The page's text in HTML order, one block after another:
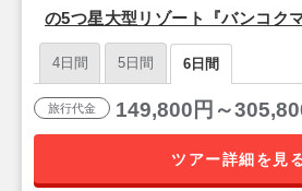
の5つ星大型リゾート『バンコク
クイーンズパーク』バンコク4泊6
4日間 5日間 6日間
旅行代金 149,800円～
ツアー詳細を見